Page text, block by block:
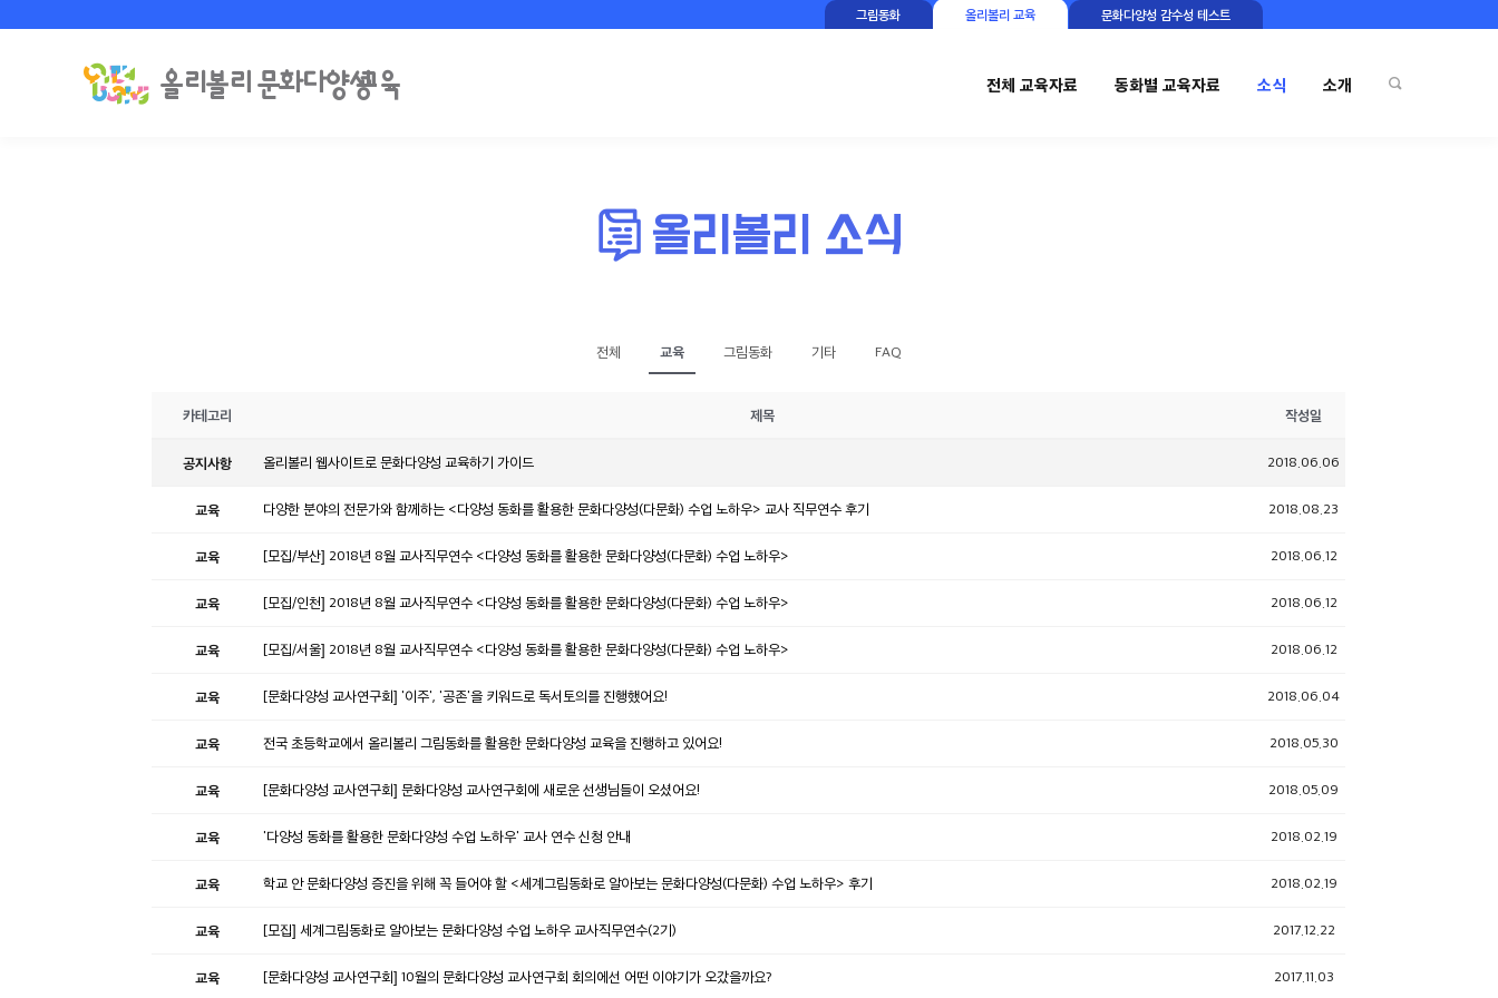
그림동화 올리볼리 교육 문화다양성 감수성 테스트
전체 교육자료 동화별 교육자료 소식 소개
전체 교육 그림동화 기타 FAQ
카테고리 제목 작성일
공지사항 올리볼리 웹사이트로 문화다양성 교육하기 가이드 2018.06.06
교육 다양한 분야의 전문가와 함께하는 <다양성 동화를 활용한 문화다양성(다문화) 수업 노하우> 교사 직무연수 후기 2018.08.23
교육 [모집/부산] 2018년 8월 교사직무연수 <다양성 동화를 활용한 문화다양성(다문화) 수업 노하우> 2018.06.12
교육 [모집/인천] 2018년 8월 교사직무연수 <다양성 동화를 활용한 문화다양성(다문화) 수업 노하우> 2018.06.12
교육 [모집/서울] 2018년 8월 교사직무연수 <다양성 동화를 활용한 문화다양성(다문화) 수업 노하우> 2018.06.12
교육 [문화다양성 교사연구회] '이주', '공존'을 키워드로 독서토의를 진행했어요! 2018.06.04
교육 전국 초등학교에서 올리볼리 그림동화를 활용한 문화다양성 교육을 진행하고 있어요! 2018.05.30
교육 [문화다양성 교사연구회] 문화다양성 교사연구회에 새로운 선생님들이 오셨어요! 2018.05.09
교육 '다양성 동화를 활용한 문화다양성 수업 노하우' 교사 연수 신청 안내 2018.02.19
교육 학교 안 문화다양성 증진을 위해 꼭 들어야 할 <세계그림동화로 알아보는 문화다양성(다문화) 수업 노하우> 후기 2018.02.19
교육 [모집] 세계그림동화로 알아보는 문화다양성 수업 노하우 교사직무연수(2기) 2017.12.22
교육 [문화다양성 교사연구회] 10월의 문화다양성 교사연구회 회의에선 어떤 이야기가 오갔을까요? 2017.11.03